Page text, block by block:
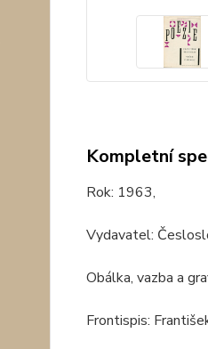
Kompletní
Rok: 1963,
Vydavatel:
Obálka, vazba a
Frontispis: